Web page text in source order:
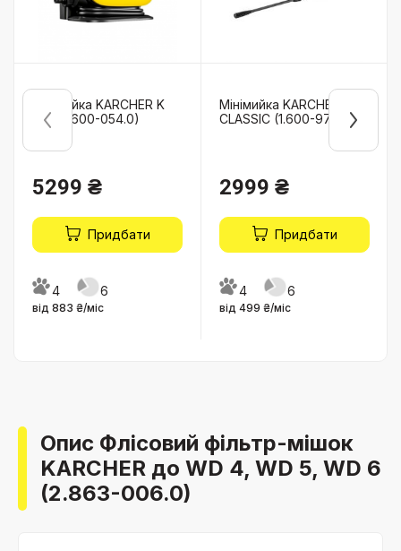
Мінімийка KARCHER K
Mini (1.600-054.0)
5299 ₴
Придбати
4 6
від 883 ₴/міс
Мінімийка KARCHER K 2
CLASSIC (1.600-979.0)
2999 ₴
Придбати
4 6
від 499 ₴/міс
Опис Флісовий фільтр-мішок
KARCHER до WD 4, WD 5, WD 6
(2.863-006.0)